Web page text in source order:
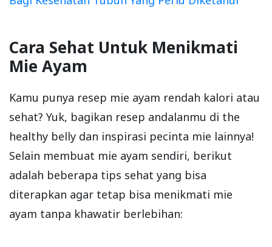
Cara Sehat Untuk Menikmati
Mie Ayam
Kamu punya resep mie ayam rendah kalori atau
sehat? Yuk, bagikan resep andalanmu di the
healthy belly dan inspirasi pecinta mie lainnya!
Selain membuat mie ayam sendiri, berikut
adalah beberapa tips sehat yang bisa
diterapkan agar tetap bisa menikmati mie
ayam tanpa khawatir berlebihan: